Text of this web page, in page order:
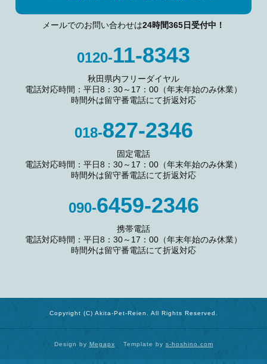
メールでのお問い合わせは24時間365日受付中！
0120-11-8343
秋田県内フリーダイヤル
電話対応時間：平日8：30～17：00（年末年始のみ休業）
時間外は留守番電話にて折返対応
018-827-2346
固定電話
電話対応時間：平日8：30～17：00（年末年始のみ休業）
時間外は留守番電話にて折返対応
090-6459-2346
携帯電話
電話対応時間：平日8：30～17：00（年末年始のみ休業）
時間外は留守番電話にて折返対応
Copyright (C) Akita-Pet-Reien. All Rights Reserved.
Design by Megapx Template by s-hoshino.com